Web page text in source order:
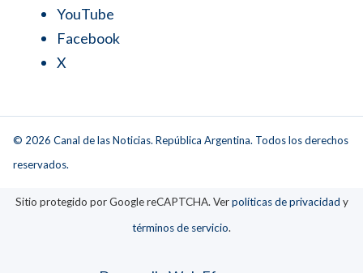
YouTube
Facebook
X
© 2026 Canal de las Noticias. República Argentina. Todos los derechos
reservados.
Sitio protegido por Google reCAPTCHA. Verpolíticas de privacidad y
términos de servicio.